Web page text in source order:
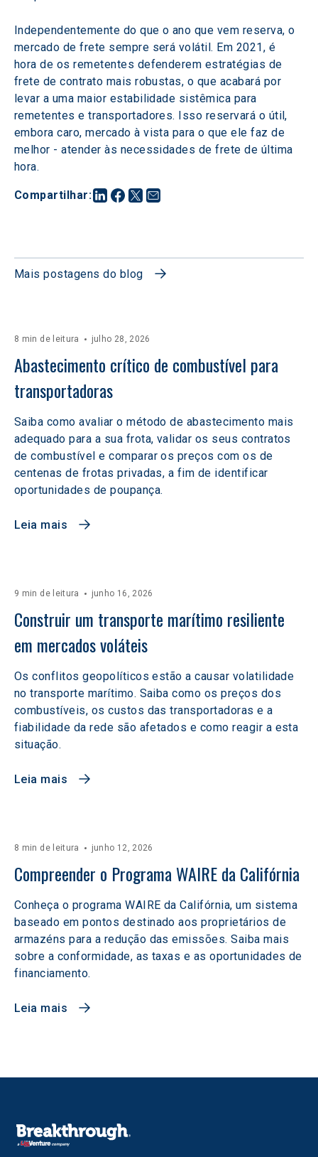
Compartilhar:
Independentemente do que o ano que vem reserva, o
mercado de frete sempre será volátil. Em 2021, é
hora de os remetentes defenderem estratégias de
frete de contrato mais robustas, o que acabará por
levar a uma maior estabilidade sistêmica para
remetentes e transportadores. Isso reservará o útil,
embora caro, mercado à vista para o que ele faz de
melhor - atender às necessidades de frete de última
hora.
Mais postagens do blog
8 min de leitura julho 28, 2026
Abastecimento crítico de combustível para
transportadoras
Saiba como avaliar o método de abastecimento mais
adequado para a sua frota, validar os seus contratos
de combustível e comparar os preços com os de
centenas de frotas privadas, a fim de identificar
oportunidades de poupança.
Leia mais
9 min de leitura junho 16, 2026
Construir um transporte marítimo resiliente
em mercados voláteis
Os conflitos geopolíticos estão a causar volatilidade
no transporte marítimo. Saiba como os preços dos
combustíveis, os custos das transportadoras e a
fiabilidade da rede são afetados e como reagir a esta
situação.
Leia mais
8 min de leitura junho 12, 2026
Compreender o Programa WAIRE da Califórnia
Conheça o programa WAIRE da Califórnia, um sistema
baseado em pontos destinado aos proprietários de
armazéns para a redução das emissões. Saiba mais
sobre a conformidade, as taxas e as oportunidades de
financiamento.
Leia mais